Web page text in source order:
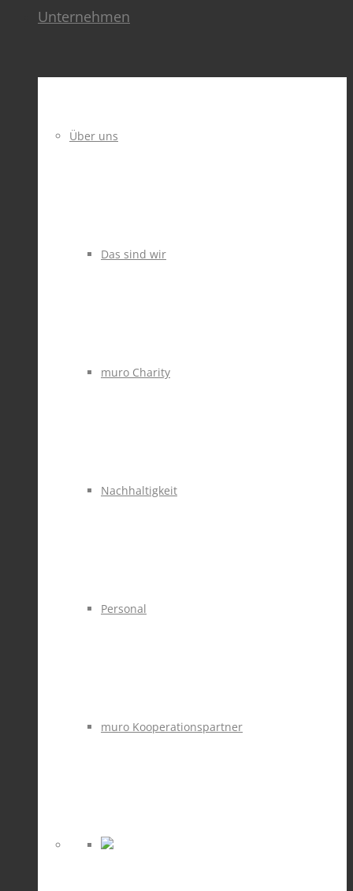
Unternehmen
Über uns
Das sind wir
muro Charity
Nachhaltigkeit
Personal
muro Kooperationspartner